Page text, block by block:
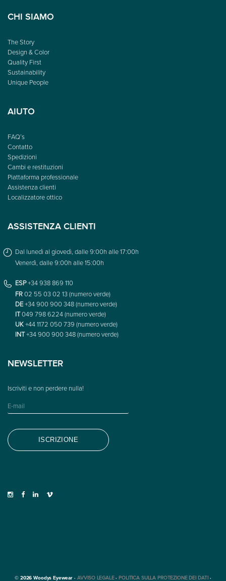
CHI SIAMO
The Story
Design & Color
Quality First
Sustainability
Unique People
AIUTO
FAQ’s
Contatto
Spedizioni
Cambi e restituzioni
Piattaforma professionale
Assistenza clienti
Localizzatore ottico
ASSISTENZA CLIENTI
Dal lunedì al giovedì, dalle 9:00h alle 17:00h
Venerdì, dalle 9:00h alle 15:00h
ESP+34 938 869 110
FR02 55 03 02 13 (numero verde)
DE+34 900 900 348 (numero verde)
IT049 798 6224 (numero verde)
UK+44 1172 050 739 (numero verde)
INT+34 900 900 348 (numero verde)
NEWSLETTER
© 2026 Woodys Eyewear · AVVISO LEGALE·POLITICA SULLA PROTEZIONE DEI DATI ·